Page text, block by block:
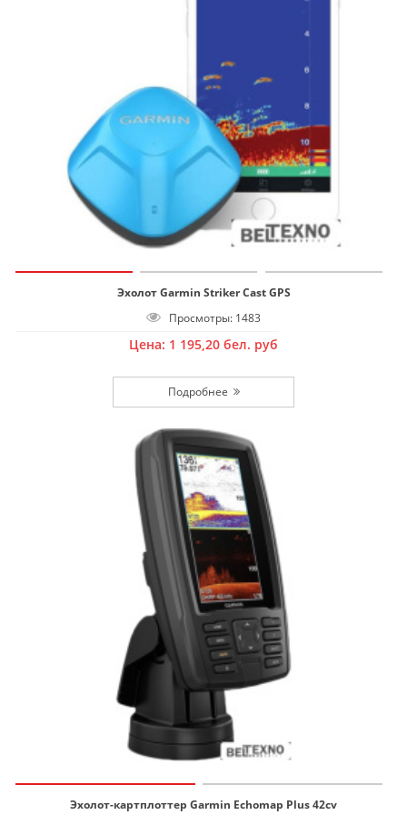
Эхолот Garmin Striker Cast GPS
Просмотры: 1483
Цена: 1 195,20 бел. руб
Эхолот-картплоттер Garmin Echomap Plus 42cv